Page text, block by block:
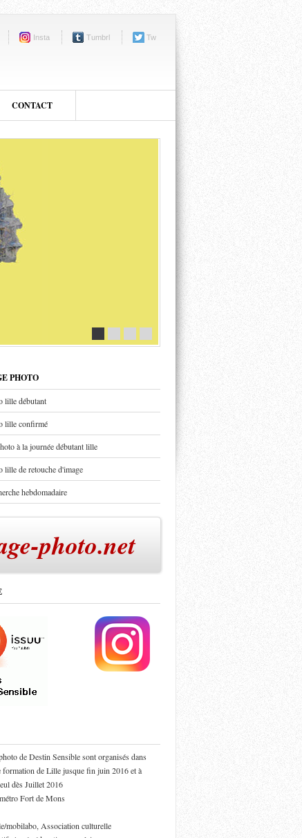
Insta Tumbrl Tw
CONTACT
PHOTO
lille débutant
lille confirmé
à la journée débutant lille
lille de retouche d'image
hebdomadaire
photo.net
de Destin Sensible sont organisés dans
formation de Lille jusque fin juin 2016 et à
dès Juillet 2016
Fort de Mons
mobilabo, Association culturelle